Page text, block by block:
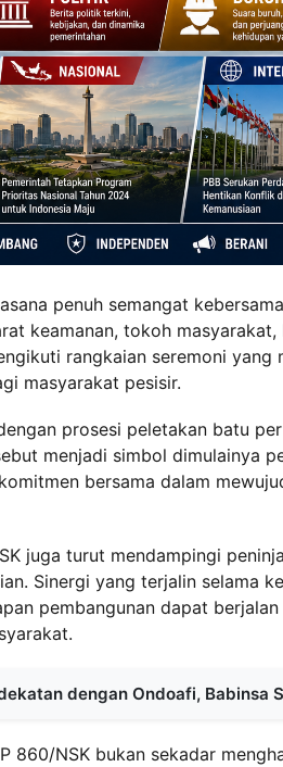
penuh semangat
keamanan, tokoh
rangkaian seremoni
masyarakat pesisir.
prosesi peletakan batu
menjadi simbol dimulainya
bersama dalam
juga turut mendampingi
Sinergi yang terjalin selama
pembangunan dapat
dengan Ondoafi, Babinsa
860/NSK bukan sekadar